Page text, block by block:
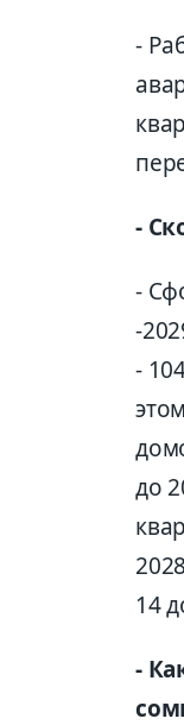
-
-
-
-
-
до
14
-